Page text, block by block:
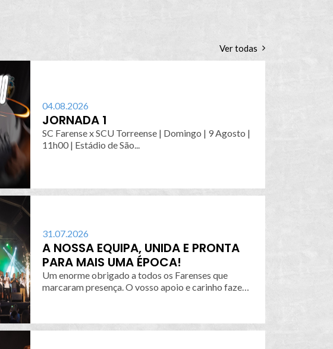
Ver todas
04.08.2026
JORNADA 1
SC Farense x SCU Torreense | Domingo | 9 Agosto |
11h00 | Estádio de São...
31.07.2026
A NOSSA EQUIPA, UNIDA E PRONTA
PARA MAIS UMA ÉPOCA!
Um enorme obrigado a todos os Farenses que
marcaram presença. O vosso apoio e carinho fazem